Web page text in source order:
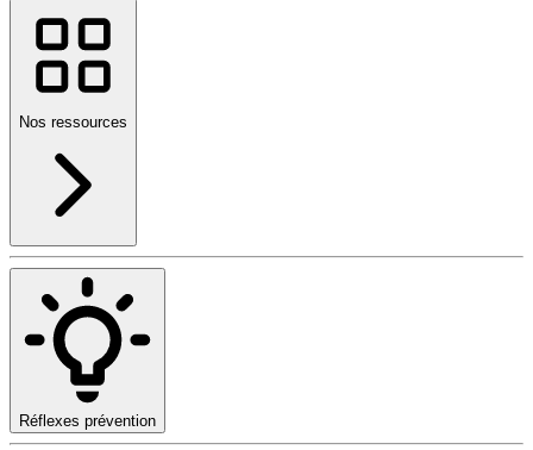
Nos ressources
Réflexes prévention